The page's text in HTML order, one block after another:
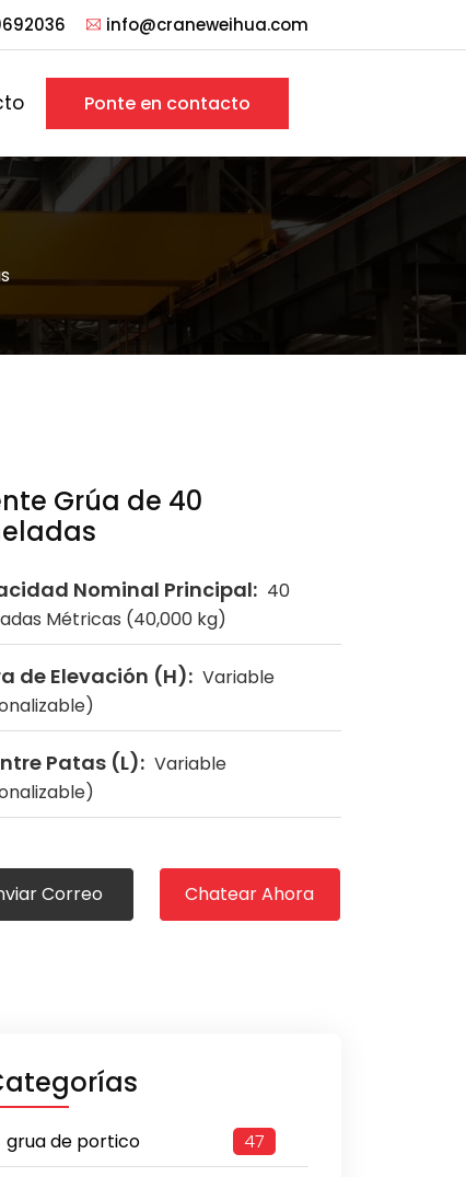
info@craneweihua.com
Ponte en contacto
Grúa de 40
Nominal Principal: 40
Métricas (40,000 kg)
de Elevación (H): Variable
Patas (L): Variable
Correo Chatear Ahora
grua de portico
47